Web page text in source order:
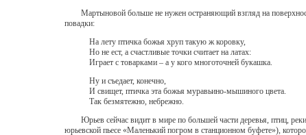
Мартыновой больше не нужен остраняющий взгляд на
повадки:
На лету птичка божья хруп такую ж коровку,
Но не ест, а счастливые точки считает на латах:
Играет с товарками – а у кого многоточней букашка.
Ну и съедает, конечно,
И свищет, птичка эта божья муравьино-мышиного цвета.
Так безмятежно, небрежно.
Юрьев сейчас видит в мире по большей части деревья, птиц,
юрьевской пьесе «Маленький погром в станционном буфете»),